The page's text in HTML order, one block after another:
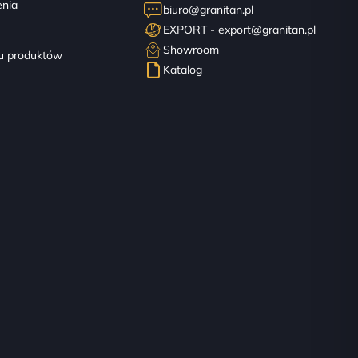
produktów
biuro@granitan.pl
EXPORT -export@granitan.pl
Showroom
Katalog